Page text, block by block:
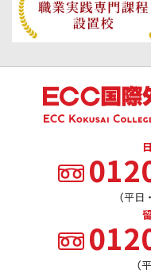
（平日
（